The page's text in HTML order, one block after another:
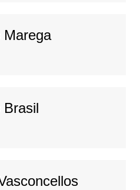
Marega
Brasil